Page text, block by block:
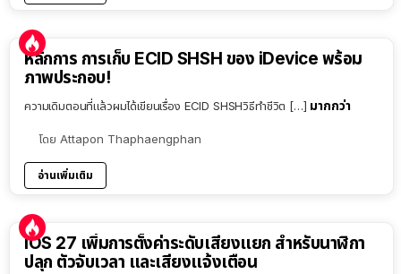
หลักการ การเก็บ ECID SHSH ของ iDevice พร้อม
ภาพประกอบ!
ความเดิมตอนที่แล้วผมได้เขียนเรื่อง ECID SHSHวิธีทำชีวิต […] มากกว่า
โดย Attapon Thaphaengphan
อ่านเพิ่มเติม
iOS 27 เพิ่มการตั้งค่าระดับเสียงแยก สำหรับนาฬิกา
ปลุก ตัวจับเวลา และเสียงแจ้งเตือน